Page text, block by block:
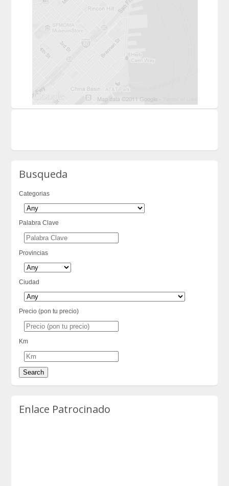
Busqueda
Categorias
Palabra Clave
Provincias
Ciudad
Precio (pon tu precio)
Km
Enlace Patrocinado